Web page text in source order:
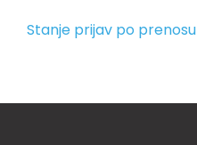
Stanje prijav po